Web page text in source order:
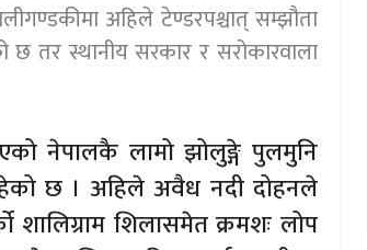
अहिले टेण्डरपश्चात् सम्झौता
तर स्थानीय सरकार र सरोकारवाला
नेपालकै लामो झोलुङ्गे पुलमुनि
छ । अहिले अवैध नदी दोहनले
शिलासमेत क्रमशः लोप